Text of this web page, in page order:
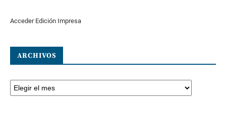
Acceder Edición Impresa
ARCHIVOS